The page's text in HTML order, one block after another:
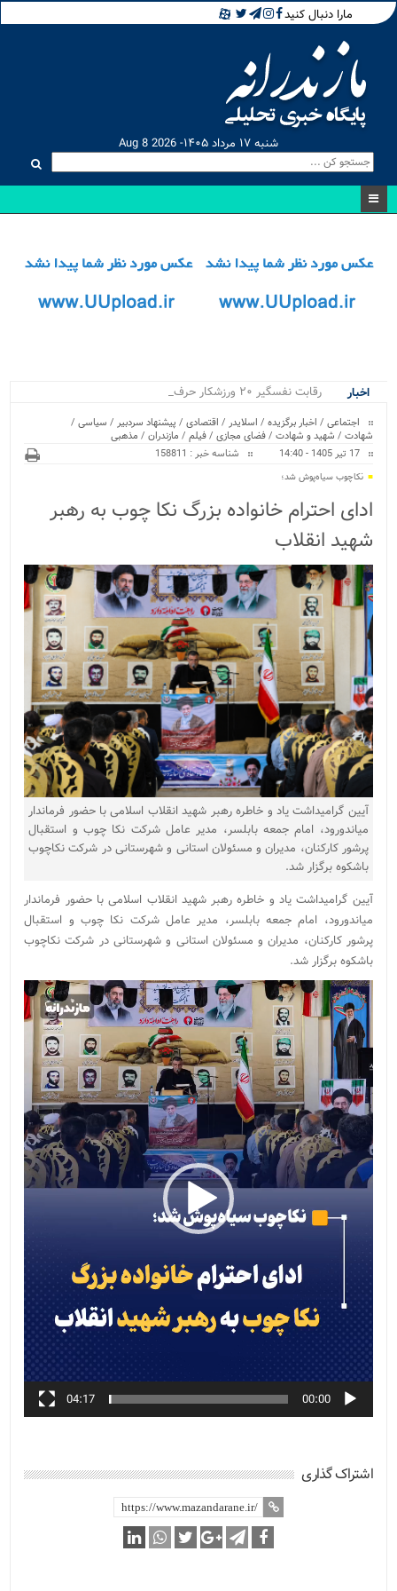
مارا دنبال کنید
شنبه ۱۷ مرداد ۱۴۰۵- Aug 8 2026
اخبار
رقابت نفسگیر ۲۰ ورزشکار حرفه ای در.
اجتماعی / اخبار برگزیده / اسلایدر / اقتصادی / پیشنهاد سردبیر / سیاسی /
شهادت / شهید و شهادت /فضای مجازی /فیلم / مازندران / مذهبی
17 تیر 1405 - 14:40
شناسه خبر : 158811
نکاچوب سیاه‌پوش شد؛
ادای احترام خانواده بزرگ نکا چوب به رهبر
شهید انقلاب
آیین گرامیداشت یاد و خاطره رهبر شهید انقلاب اسلامی با حضور فرماندار
میاندورود، امام جمعه بابلسر، مدیر عامل شرکت نکا چوب و استقبال
پرشور کارکنان، مدیران و مسئولان استانی و شهرستانی در شرکت نکاچوب
باشکوه برگزار شد.
آیین گرامیداشت یاد و خاطره رهبر شهید انقلاب اسلامی با حضور فرماندار
میاندورود، امام جمعه بابلسر، مدیر عامل شرکت نکا چوب و استقبال
پرشور کارکنان، مدیران و مسئولان استانی و شهرستانی در شرکت نکاچوب
باشکوه برگزار شد.
نمایشگر
ویدیو
00:00
04:17
اشتراک گذاری